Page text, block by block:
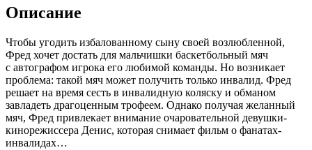
Описание
Чтобы угодить избалованному сыну своей возлюбленной,
Фред хочет достать для мальчишки баскетбольный мяч
с автографом игрока его любимой команды. Но возникает
проблема: такой мяч может получить только инвалид. Фред
решает на время сесть в инвалидную коляску и обманом
завладеть драгоценным трофеем. Однако получая желанный
мяч, Фред привлекает внимание очаровательной девушки-
кинорежиссера Денис, которая снимает фильм о фанатах-
инвалидах…